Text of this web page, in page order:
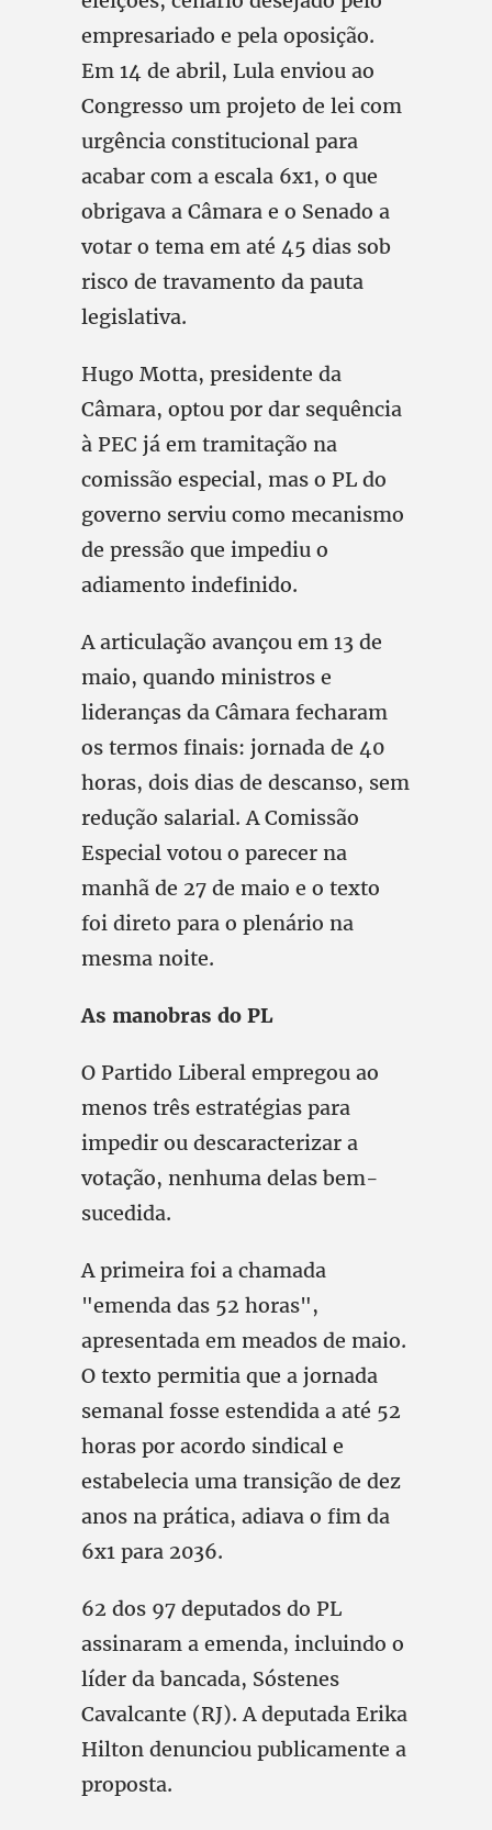
empresariado e pela oposição.
Em 14 de abril, Lula enviou ao
Congresso um projeto de lei com
urgência constitucional para
acabar com a escala 6x1, o que
obrigava a Câmara e o Senado a
votar o tema em até 45 dias sob
risco de travamento da pauta
legislativa.
Hugo Motta, presidente da
Câmara, optou por dar sequência
à PEC já em tramitação na
comissão especial, mas o PL do
governo serviu como mecanismo
de pressão que impediu o
adiamento indefinido.
A articulação avançou em 13 de
maio, quando ministros e
lideranças da Câmara fecharam
os termos finais: jornada de 40
horas, dois dias de descanso, sem
redução salarial. A Comissão
Especial votou o parecer na
manhã de 27 de maio e o texto
foi direto para o plenário na
mesma noite.
As manobras do PL
O Partido Liberal empregou ao
menos três estratégias para
impedir ou descaracterizar a
votação, nenhuma delas bem-
sucedida.
A primeira foi a chamada
"emenda das 52 horas",
apresentada em meados de maio.
O texto permitia que a jornada
semanal fosse estendida a até 52
horas por acordo sindical e
estabelecia uma transição de dez
anos na prática, adiava o fim da
6x1 para 2036.
62 dos 97 deputados do PL
assinaram a emenda, incluindo o
líder da bancada, Sóstenes
Cavalcante (RJ). A deputada Erika
Hilton denunciou publicamente a
proposta.